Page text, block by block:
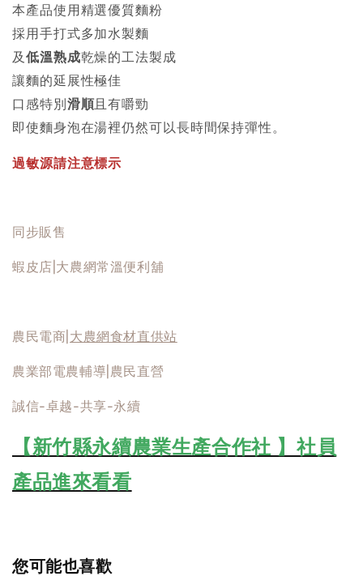
本產品使用精選優質麵粉
採用手打式多加水製麵
及低溫熟成乾燥的工法製成
讓麵的延展性極佳
口感特別滑順且有嚼勁
即使麵身泡在湯裡仍然可以長時間保持彈性。
過敏源請注意標示
同步販售
蝦皮店|大農網常溫便利舖
農民電商| 大農網食材直供站
農業部電農輔導|農民直營
誠信-卓越-共享-永續
【新竹縣永續農業生產合作社 】社員
產品進來看看
您可能也喜歡